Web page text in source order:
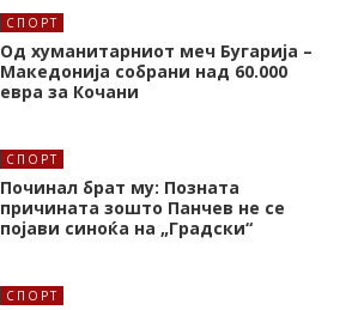
СПОРТ
Од хуманитарниот меч Бугарија –
Македонија собрани над 60.000
евра за Кочани
СПОРТ
Починал брат му: Позната
причината зошто Панчев не се
појави синоќа на „Градски“
СПОРТ